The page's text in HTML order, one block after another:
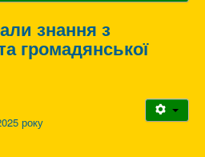
знання з
громадянської
року